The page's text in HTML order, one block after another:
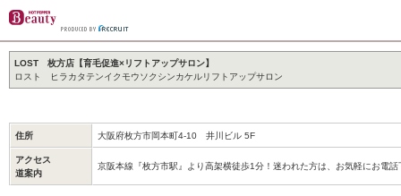
LOST 枚方店【育毛促進×リフトアップサロン】
ロスト ヒラカタテンイクモウソクシンカケルリフトアップサロン
住所 大阪府枚方市岡本町4-10 井川ビル 5F
アクセス
道案内
京阪本線『枚方市駅』より高架横徒歩1分！迷われた方は、お気軽にお電